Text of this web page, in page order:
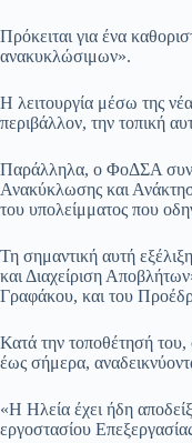
Πρόκειται για ένα
ανακυκλώσιμων».
Η λειτουργία μέσω της
περιβάλλον, την τοπική
Παράλληλα, ο ΦοΔΣΑ
Ανακύκλωσης και
του υπολείμματος που
Τη σημαντική αυτή
και Διαχείριση
Γραφάκου, και του
Κατά την τοποθέτησή
έως σήμερα,
«Η Ηλεία έχει ήδη
εργοστασίου